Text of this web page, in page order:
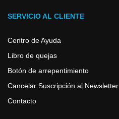
SERVICIO AL CLIENTE
Centro de Ayuda
Libro de quejas
Botón de arrepentimiento
Cancelar Suscripción al Newsletter
Contacto